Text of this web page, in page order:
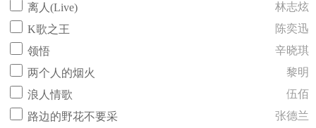
离人(Live)
林志炫
K歌之王
陈奕迅
领悟
辛晓琪
两个人的烟火
黎明
浪人情歌
伍佰
路边的野花不要采
张德兰